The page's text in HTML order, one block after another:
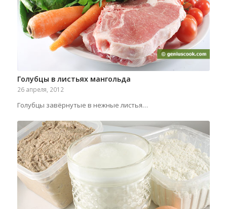
Голубцы в листьях мангольда
26 апреля, 2012
Голубцы завёрнутые в нежные листья…